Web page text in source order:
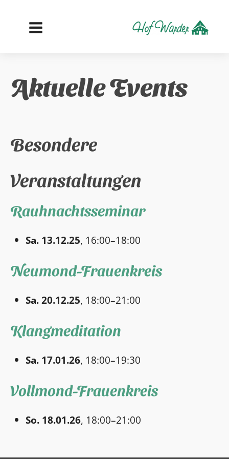
Aktuelle Events
Besondere
Veranstaltungen
Rauhnachtsseminar
Sa. 13.12.25, 16:00–18:00
Neumond-Frauenkreis
Sa. 20.12.25, 18:00–21:00
Klangmeditation
Sa. 17.01.26, 18:00–19:30
Vollmond-Frauenkreis
So. 18.01.26, 18:00–21:00